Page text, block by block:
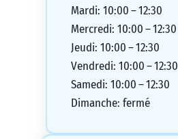
Mardi: 10:00 – 12:30
Mercredi: 10:00 – 12:30
Jeudi: 10:00 – 12:30
Vendredi: 10:00 – 12:30
Samedi: 10:00 – 12:30
Dimanche: fermé